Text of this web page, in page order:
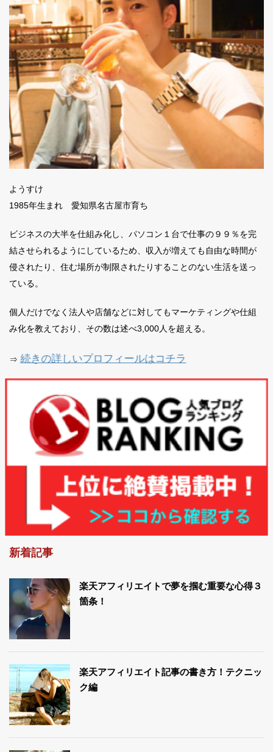
ようすけ
1985年生まれ 愛知県名古屋市育ち
ビジネスの大半を仕組み化し、パソコン１台で仕事の９９％を完
結させられるようにしているため、収入が増えても自由な時間が
侵されたり、住む場所が制限されたりすることのない生活を送っ
ている。
個人だけでなく法人や店舗などに対してもマーケティングや仕組
み化を教えており、その数は述べ3,000人を超える。
⇒ 続きの詳しいプロフィールはコチラ
新着記事
楽天アフィリエイトで夢を掴む重要な心得３
箇条！
楽天アフィリエイト記事の書き方！テクニッ
ク編